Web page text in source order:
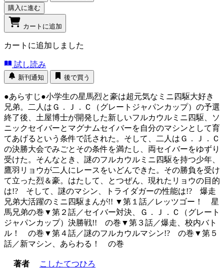
購入に進む
カートに追加
カートに追加しました
試し読み
新刊通知 後で買う
●あらすじ●小学生の星馬烈と豪は超元気なミニ四駆大好き
兄弟。二人はＧ．Ｊ．Ｃ（グレートジャパンカップ）の予選
終了後、土屋博士が開発した新しいフルカウルミニ四駆、ソ
ニックセイバーとマグナムセイバーを自分のマシンとして育
てあげるという条件で託された。そして、二人はＧ．Ｊ．Ｃ
の決勝大会でみごとその条件を満たし、両セイバーをゆずり
受けた。そんなとき、謎のフルカウルミニ四駆を持つ少年、
鷹羽リョウが二人にレースをいどんできた。その勝負を受け
て立った烈＆豪。はたして、とつぜん、現れたリョウの目的
は!? そして、謎のマシン、トライダガーの性能は!? 爆走
兄弟大活躍のミニ四駆まんが!! ▼第１話／レッツゴー！ 星
馬兄弟の巻▼第２話／セイバー対決、Ｇ．Ｊ．Ｃ（グレート
ジャパンカップ）決勝戦!! の巻▼第３話／爆走、校内バト
ル！ の巻▼第４話／謎のフルカウルマシン!? の巻▼第５
話／新マシン、あらわる！ の巻
著者
こしたてつひろ